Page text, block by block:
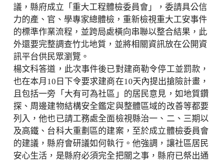
議，縣府成立「重大工程體檢委員會」，委請具公信
力的產、官、學專家總體檢，重新檢視重大工安事件
的標準作業流程，並跨局處橫向串聯以整合結果，此
外還要完整調查竹北地質，並將相關資訊放在公開資
訊平台供民眾瀏覽。
楊文科答道，此次事件後已對建商勒令停工並罰款，
也在本月10日下令要求建商在10天內提出搶險計畫，
且包括一旁「大有可為社區」的居民意見，如地質鑽
探、周邊建物結構安全鑑定與整體區域的改善等都要
列入，他也已請工務處全面檢視縣治一、二、三期以
及高鐵、台科大重劃區的建案，至於成立體檢委員會
的建議，縣府會研議如何執行。他強調，讓社區居民
安心生活，是縣府必須完全把關之事，縣府已祭出通